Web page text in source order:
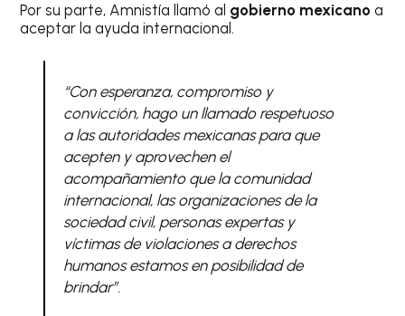
Por su parte, Amnistía llamó al gobierno mexicano a
aceptar la ayuda internacional.
“Con esperanza, compromiso y
convicción, hago un llamado respetuoso
a las autoridades mexicanas para que
acepten y aprovechen el
acompañamiento que la comunidad
internacional, las organizaciones de la
sociedad civil, personas expertas y
víctimas de violaciones a derechos
humanos estamos en posibilidad de
brindar”.